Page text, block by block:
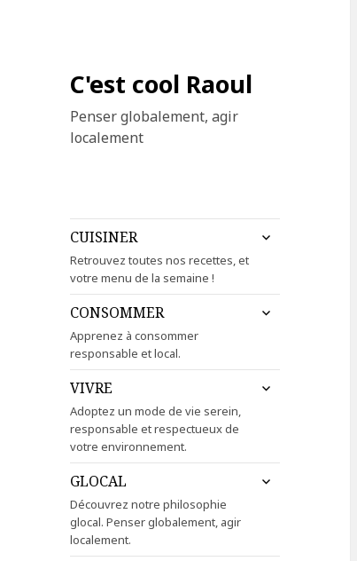
C'est cool Raoul
Penser globalement, agir
localement
CUISINER
Retrouvez toutes nos recettes, et
votre menu de la semaine !
ouvrir
menu
CONSOMMER
Apprenez à consommer
responsable et local.
ouvrir
menu
VIVRE
Adoptez un mode de vie serein,
responsable et respectueux de
votre environnement.
ouvrir
GLOCAL
Découvrez notre philosophie
glocal. Penser globalement, agir
localement.
ouvrir